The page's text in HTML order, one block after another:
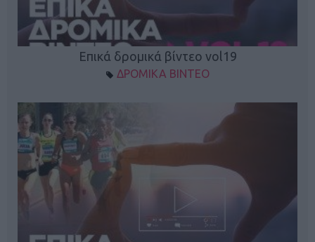
Επικά δρομικά βίντεο vol19
ΔΡΟΜΙΚΑ ΒΙΝΤΕΟ